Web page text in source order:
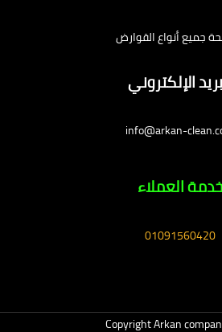
جميع أنواع القوارض
الإلكتروني
info@arkan-
خدمة العملاء
01091560420
Copyright Arkan